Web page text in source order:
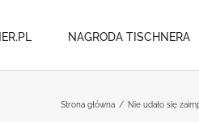
NAGRODA TISCHNERA
Strona główna / Nie udało się